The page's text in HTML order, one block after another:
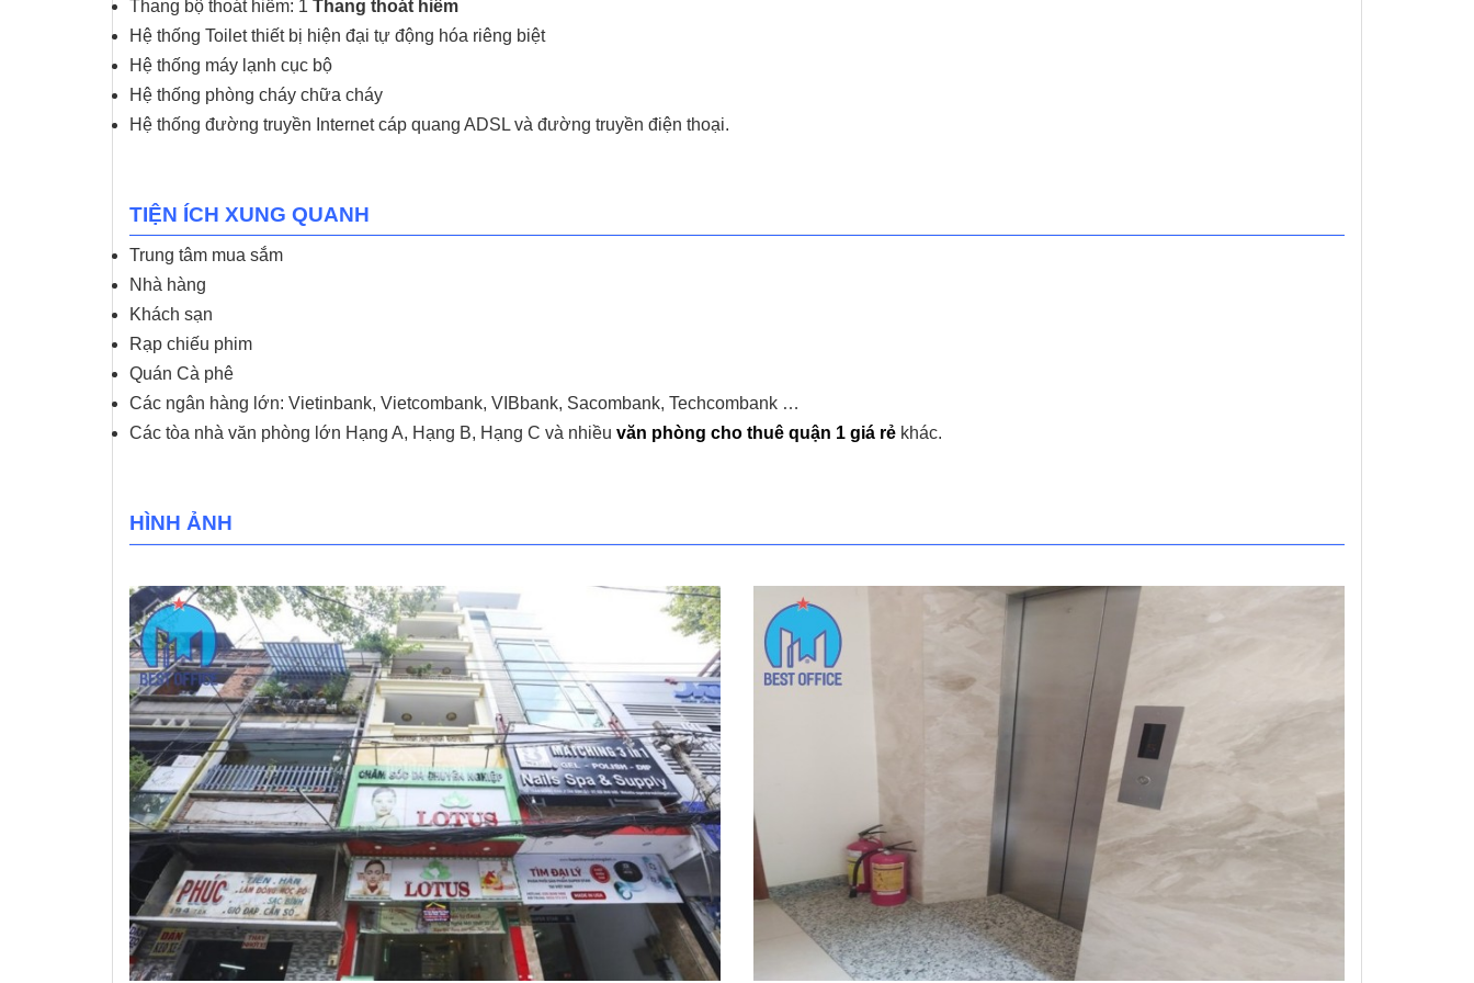
Thang bộ thoát hiểm: 1 Thang thoát hiểm
Hệ thống Toilet thiết bị hiện đại tự động hóa riêng biệt
Hệ thống máy lạnh cục bộ
Hệ thống phòng cháy chữa cháy
Hệ thống đường truyền Internet cáp quang ADSL và đường truyền điện thoại.
TIỆN ÍCH XUNG QUANH
Trung tâm mua sắm
Nhà hàng
Khách sạn
Rạp chiếu phim
Quán Cà phê
Các ngân hàng lớn: Vietinbank, Vietcombank, VIBbank, Sacombank, Techcombank …
Các tòa nhà văn phòng lớn Hạng A, Hạng B, Hạng C và nhiều văn phòng cho thuê quận 1 giá rẻ khác.
HÌNH ẢNH